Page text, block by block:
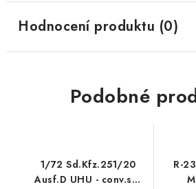
Hodnocení produktu (0)
Podobné
1/72 Sd.Kfz.251/20
Ausf.D UHU - conv.set
R-